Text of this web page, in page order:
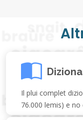
Il plui complet
76.000 lemis) e no